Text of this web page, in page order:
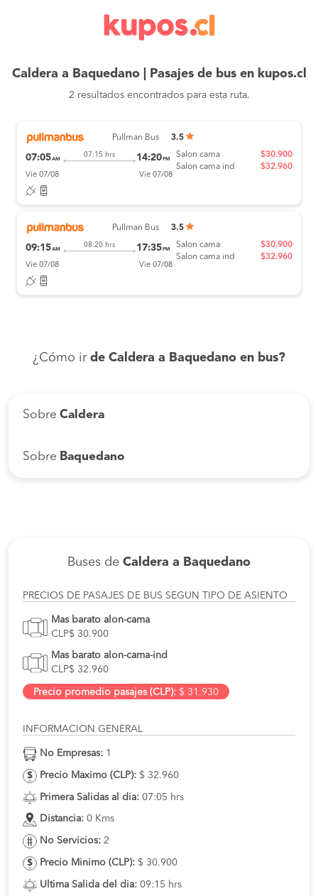
Caldera a Baquedano | Pasajes de bus en kupos.cl
2 resultados encontrados para esta ruta.
Pullman Bus 3.5
07:05AM
07:15 hrs 14:20 PM
Vie 07/08 Vie 07/08
Salon cama
Salon cama ind
$30.900
$32.960
Pullman Bus 3.5
09:15AM
08:20 hrs 17:35 PM
Vie 07/08 Vie 07/08
Salon cama
Salon cama ind
$30.900
$32.960
¿Cómo ir de Caldera a Baquedano en bus?
Sobre Caldera
Sobre Baquedano
Buses de Caldera a Baquedano
PRECIOS DE PASAJES DE BUS SEGUN TIPO DE ASIENTO
Mas barato alon-cama
CLP$ 30.900
Mas barato alon-cama-ind
CLP$ 32.960
Precio promedio pasajes (CLP): $ 31.930
INFORMACION GENERAL
No Empresas: 1
Precio Maximo (CLP): $ 32.960
Primera Salidas al dia: 07:05 hrs
Distancia: 0 Kms
No Servicios: 2
Precio Minimo (CLP): $ 30.900
Ultima Salida del dia: 09:15 hrs